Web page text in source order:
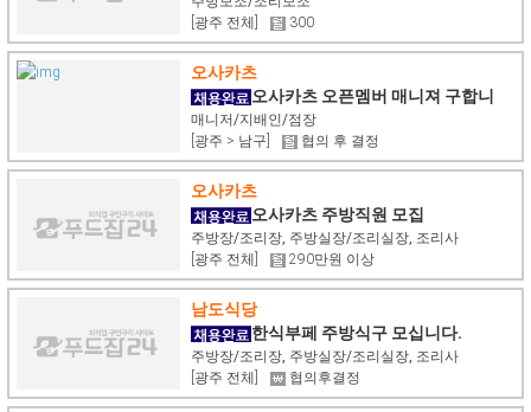
[광주 전체]
300
오사카츠
오사카츠 오픈멤버 매니져 구합니
다.
매니저/지배인/점장
[광주 > 남구]
협의 후 결정
오사카츠
오사카츠 주방직원 모집
주방장/조리장, 주방실장/조리실장, 조리사
[광주 전체]
290만원 이상
남도식당
한식부페 주방식구 모십니다.
주방장/조리장, 주방실장/조리실장, 조리사
[광주 전체]
협의후결정